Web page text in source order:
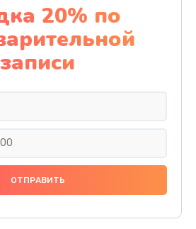
от пыли
1060 руб.
Заказать
подсветки
20% по
записи